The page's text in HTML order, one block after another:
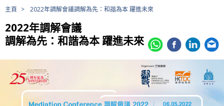
主頁 > 2022年調解會議調解為先：和諧為本 躍進未來
2022年調解會議
調解為先：和諧為本 躍進未來